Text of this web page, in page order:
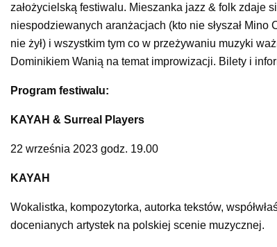
założycielską festiwalu. Mieszanka jazz & folk zdaje
niespodziewanych aranżacjach (kto nie słyszał
nie żył) i wszystkim tym co w przeżywaniu muzyki
Dominikiem Wanią na temat improwizacji. Bilety i
Program festiwalu:
KAYAH & Surreal Players
22 września 2023 godz. 19.00
KAYAH
Wokalistka, kompozytorka, autorka tekstów,
docenianych artystek na polskiej scenie muzycznej.